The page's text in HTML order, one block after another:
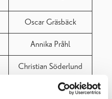
Oscar Gräsbäck
Annika Pråhl
Christian Söderlund
Marianne Isaksson-